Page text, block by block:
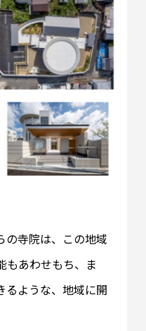
の寺院は、この地域
もあわせもち、ま
るような、地域に開